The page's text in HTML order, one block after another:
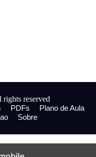
reserved
PDFs
Plano de Aula
Sobre